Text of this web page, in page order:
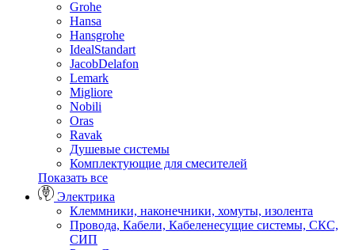
Grohe
Hansa
Hansgrohe
IdealStandart
JacobDelafon
Lemark
Migliore
Nobili
Oras
Ravak
Душевые системы
Комплектующие для смесителей
Показать все
Электрика
Клеммники, наконечники, хомуты, изолента
Провода, Кабели, Кабеленесущие системы, СКС,
СИП